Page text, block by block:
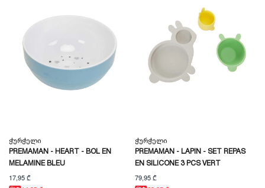
Ჭურჭელი
PREMAMAN - HEART - BOL EN
MELAMINE BLEU
17,95 ₾
Ჭურჭელი
PREMAMAN - LAPIN - SET REPAS
EN SILICONE 3 PCS VERT
79,95 ₾